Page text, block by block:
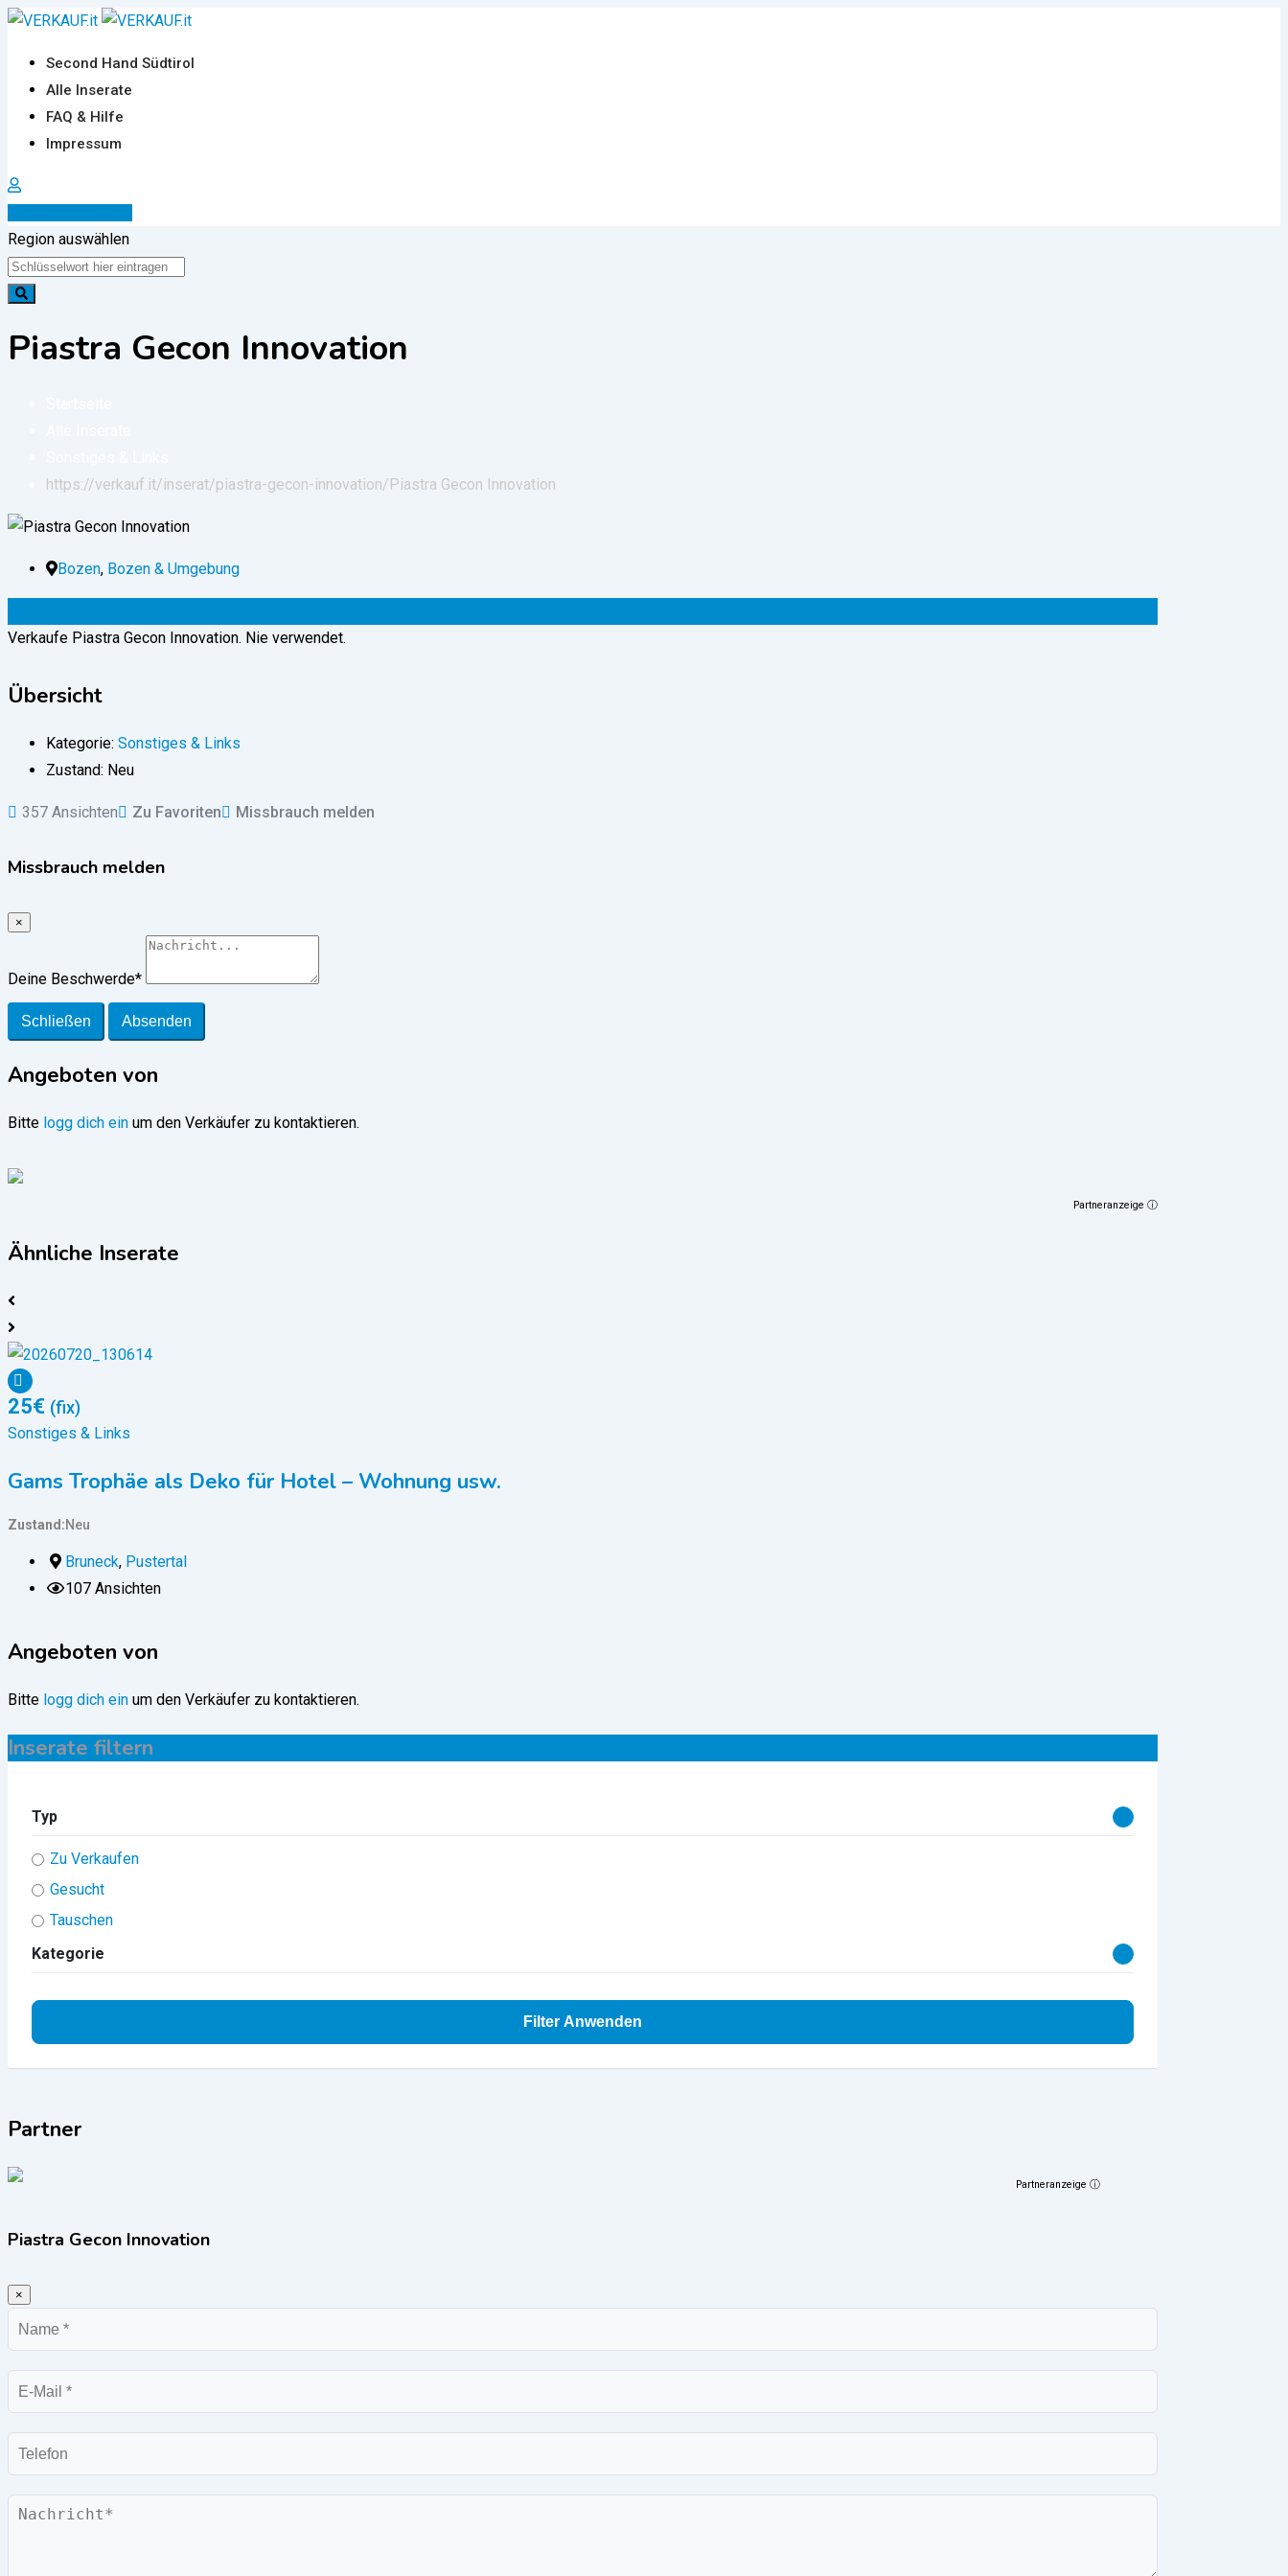
Zum
springen
Second Hand Südtirol
Alle Inserate
FAQ & Hilfe
Impressum
Region auswählen
Piastra Gecon Innovation
https://verkauf.it/inserat/piastra-gecon-innovation/ Piastra Gecon Innovation
Bozen, Bozen & Umgebung
Verkaufe Piastra Gecon Innovation. Nie verwendet.
Übersicht
Kategorie: Sonstiges & Links
Zustand: Neu
357 Ansichten Zu Favoriten Missbrauch melden
Missbrauch melden
×
Deine Beschwerde*
Schließen Absenden
Angeboten von
Bitte logg dich ein um den Verkäufer zu kontaktieren.
Partneranzeige ⓘ
Ähnliche Inserate
25€ (fix)
Sonstiges & Links
Gams Trophäe als Deko für Hotel – Wohnung usw.
Zustand Neu
Bruneck, Pustertal
107 Ansichten
Angeboten von
Bitte logg dich ein um den Verkäufer zu kontaktieren.
Inserate filtern
Typ
Zu Verkaufen
Gesucht
Tauschen
Kategorie
Filter Anwenden
Partner
Partneranzeige ⓘ
Piastra Gecon Innovation
×
Name
E-
Mail
Telefon
Nachricht